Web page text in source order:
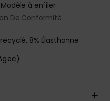
Modèle à enfiler
De Conformité
8% Élasthanne